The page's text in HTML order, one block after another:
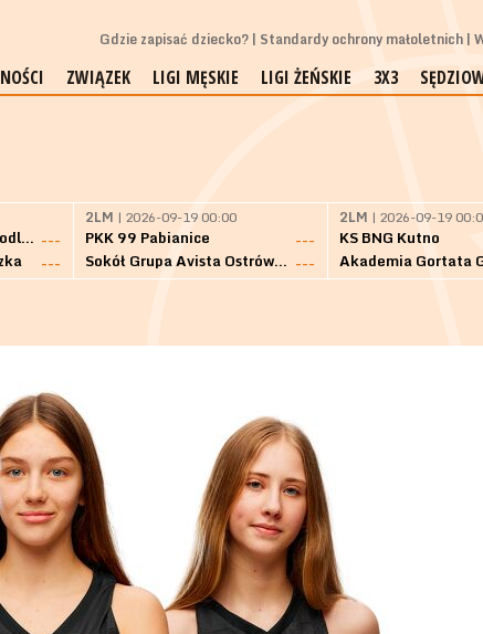
Gdzie zapisać dziecko? Standardy ochrony małoletnich
ZWIĄZEK LIGI MĘSKIE LIGI ŻEŃSKIE 3X3
KKS Tur Basket Bielsk Podlaski ---
---
2LM | 2026-09-19 00:00
PKK 99 Pabianice
---
Sokół Grupa Avista Ostrów Maz. ---
2LM | 2026-09-19
KS BNG Kutno
Akademia Gortata